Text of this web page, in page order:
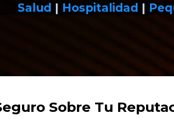
Salud | Hospitalidad |
Sobre Tu